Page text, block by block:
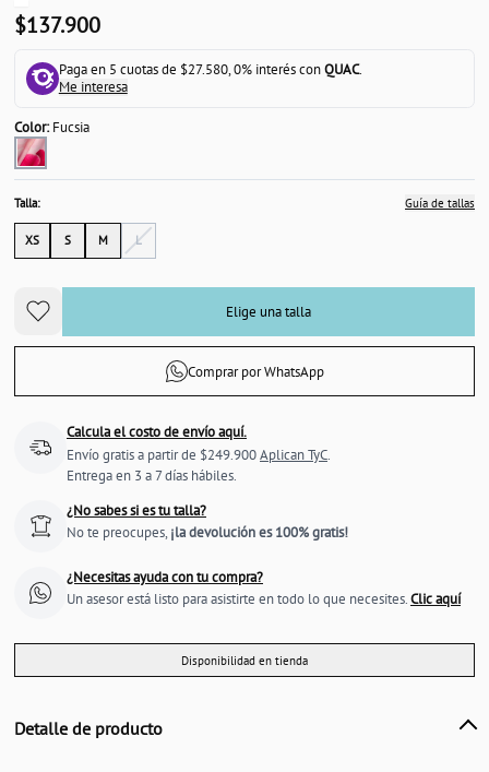
$137.900
Paga en 5 cuotas de $27.580, 0% interés conQUAC.
Me interesa
Color:Fucsia
Talla: Guía de tallas
XS S M L
Elige una talla
Comprar por WhatsApp
Calcula el costo de envío aquí.
Envío gratis a partir de $249.900Aplican TyC.
Entrega en 3 a 7 días hábiles.
¿No sabes si es tu talla?
No te preocupes, ¡la devolución es 100% gratis!
¿Necesitas ayuda con tu compra?
Un asesor está listo para asistirte en todo lo que necesites.Clic aquí
Disponibilidad en tienda
Detalle de producto